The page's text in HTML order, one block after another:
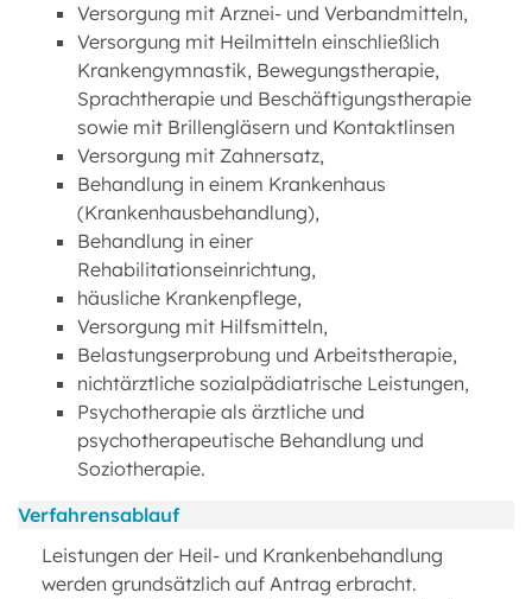
Versorgung mit Arznei- und Verbandmitteln,
Versorgung mit Heilmitteln einschließlich
Krankengymnastik, Bewegungstherapie,
Sprachtherapie und Beschäftigungstherapie
sowie mit Brillengläsern und Kontaktlinsen
Versorgung mit Zahnersatz,
Behandlung in einem Krankenhaus
(Krankenhausbehandlung),
Behandlung in einer
Rehabilitationseinrichtung,
häusliche Krankenpflege,
Versorgung mit Hilfsmitteln,
Belastungserprobung und Arbeitstherapie,
nichtärztliche sozialpädiatrische Leistungen,
Psychotherapie als ärztliche und
psychotherapeutische Behandlung und
Soziotherapie.
Verfahrensablauf
Leistungen der Heil- und Krankenbehandlung
werden grundsätzlich auf Antrag erbracht.